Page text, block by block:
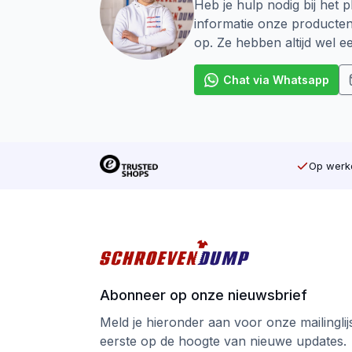
Bestand tegen zware weersinvloeden
SilverMate Outdoor – gebouwd voor
Heb je hulp nodig bij het
informatie onze
op. Ze hebben altijd wel
Chat via Whatsapp
Op
Abonneer op onze nieuwsbrief
Meld je hieronder aan voor onze
eerste op de hoogte van nieuwe updates.